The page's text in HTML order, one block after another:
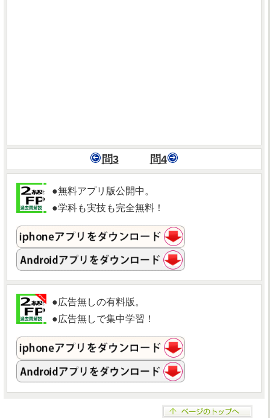
問3 問4
●無料アプリ版公開中。
●学科も実技も完全無料！
●広告無しの有料版。
●広告無しで集中学習！